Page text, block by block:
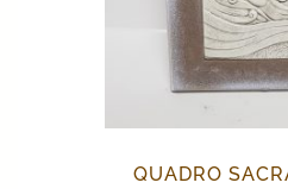
QUADRO